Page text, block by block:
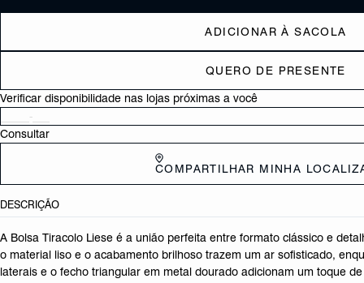
ADICIONAR À SACOLA
QUERO DE PRESENTE
Verificar disponibilidade nas lojas próximas a você
Consultar
COMPARTILHAR MINHA
DESCRIÇÃO
A Bolsa Tiracolo Liese é a união perfeita entre formato clássico e
o material liso e o acabamento brilhoso trazem um ar sofisticado,
laterais e o fecho triangular em metal dourado adicionam um toque